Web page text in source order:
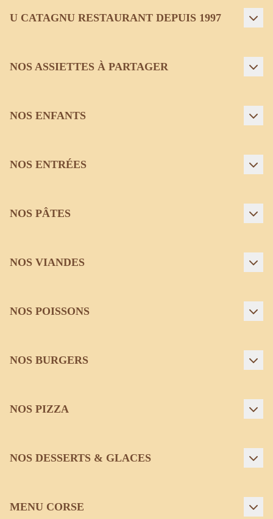
U CATAGNU RESTAURANT DEPUIS 1997
NOS ASSIETTES À PARTAGER
NOS ENFANTS
NOS ENTRÉES
NOS PÂTES
NOS VIANDES
NOS POISSONS
NOS BURGERS
NOS PIZZA
NOS DESSERTS & GLACES
MENU CORSE